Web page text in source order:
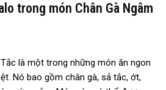
trong món Chân Gà Ngâm
là một trong những món ăn ngon
Nó bao gồm chân gà, sả tắc, ớt,